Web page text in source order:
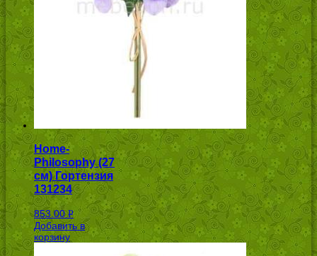
Home-
Philosophy (27
см) Гортензия
131234
853.00Р
УБ.
Добавить в
корзину